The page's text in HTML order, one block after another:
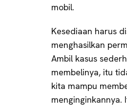
mobil.
Kesediaan harus
menghasilkan
Ambil kasus
membelinya, itu
kita mampu